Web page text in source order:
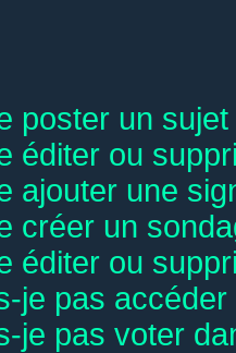
poster un
éditer ou
ajouter une
créer un
éditer ou
je pas
je pas voter